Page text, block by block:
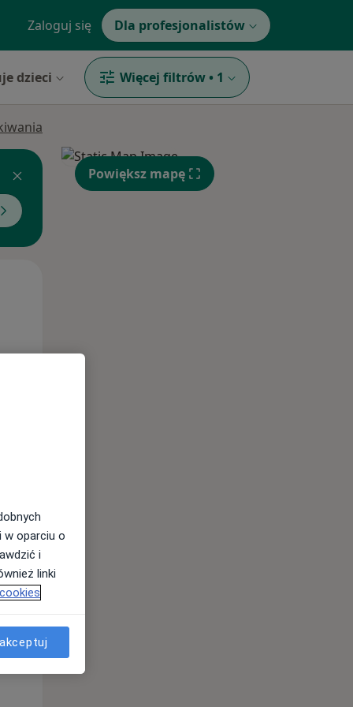
Zaloguj się Dla profesjonalistów
dzieci Więcej filtrów • 1
Śr,
12 Sie
Powiększ mapę
w oparciu o
i
linki